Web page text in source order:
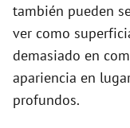
también pueden
ver como
demasiado en
apariencia en
profundos.